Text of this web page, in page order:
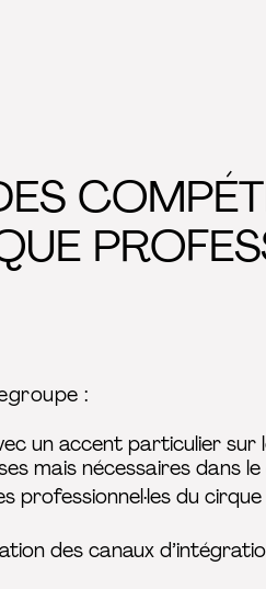
:
un accent particulier
mais nécessaires dans
professionnel·les du
des canaux